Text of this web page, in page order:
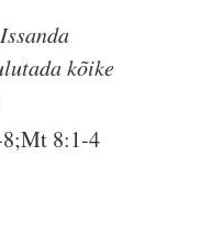
kõike
8:1-4